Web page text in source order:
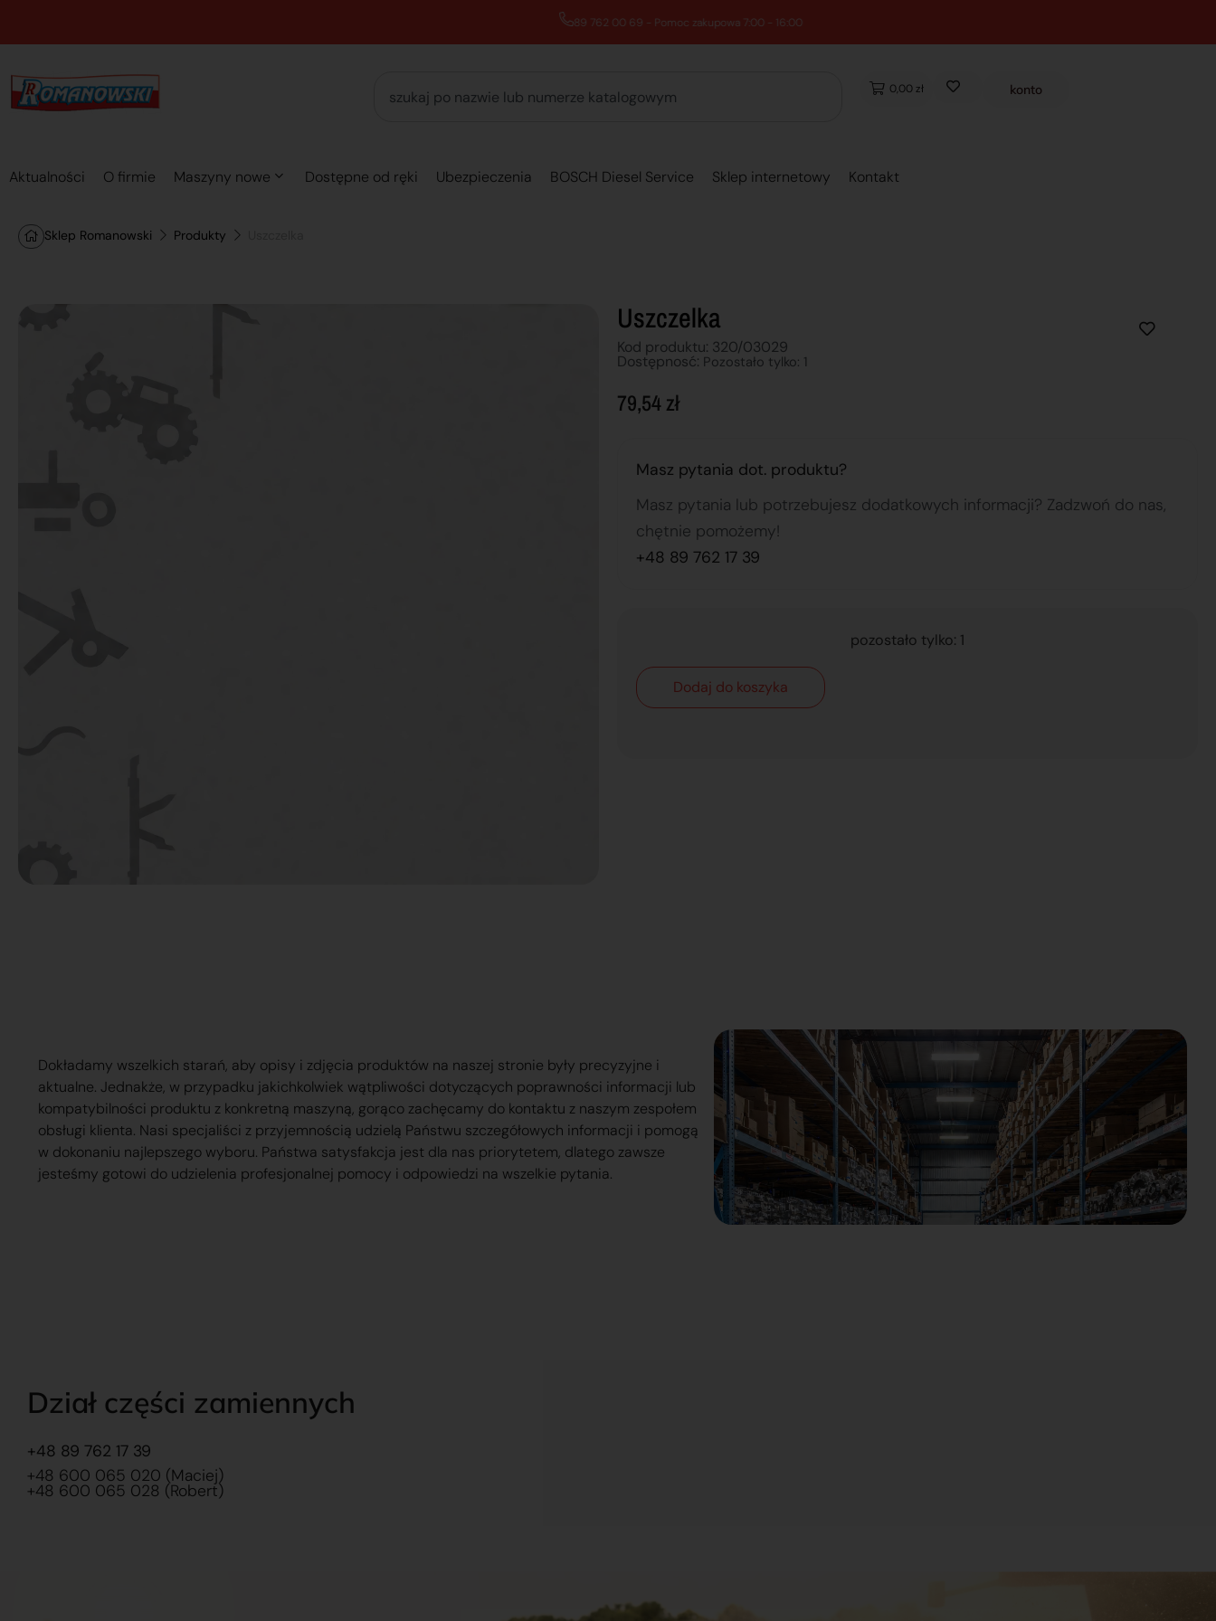
89 762 00 69 - Pomoc zakupowa 7:00 - 16:00
0,00 zł konto
Aktualności O firmie Maszyny nowe Dostępne od ręki Ubezpieczenia BOSCH Diesel Service Sklep internetowy Kontakt
Sklep Romanowski Produkty
Uszczelka
Kod produktu: 320/03029
Dostępnosć: Pozostało tylko: 1
79,54zł
Masz pytania dot. produktu?
Masz pytania lub potrzebujesz dodatkowych informacji? Zadzwoń do nas,
chętnie pomożemy!
+48 89 762 17 39
pozostało tylko: 1
Dodaj do koszyka
Dokładamy wszelkich starań, aby opisy i zdjęcia produktów na naszej stronie były precyzyjne i
aktualne. Jednakże, w przypadku jakichkolwiek wątpliwości dotyczących poprawności informacji lub
kompatybilności produktu z konkretną maszyną, gorąco zachęcamy do kontaktu z naszym zespołem
obsługi klienta. Nasi specjaliści z przyjemnością udzielą Państwu szczegółowych informacji i pomogą
w dokonaniu najlepszego wyboru. Państwa satysfakcja jest dla nas priorytetem, dlatego zawsze
jesteśmy gotowi do udzielenia profesjonalnej pomocy i odpowiedzi na wszelkie pytania.
Dział części zamiennych
+48 89 762 17 39
+48 600 065 020 (Maciej)
+48 600 065 028 (Robert)